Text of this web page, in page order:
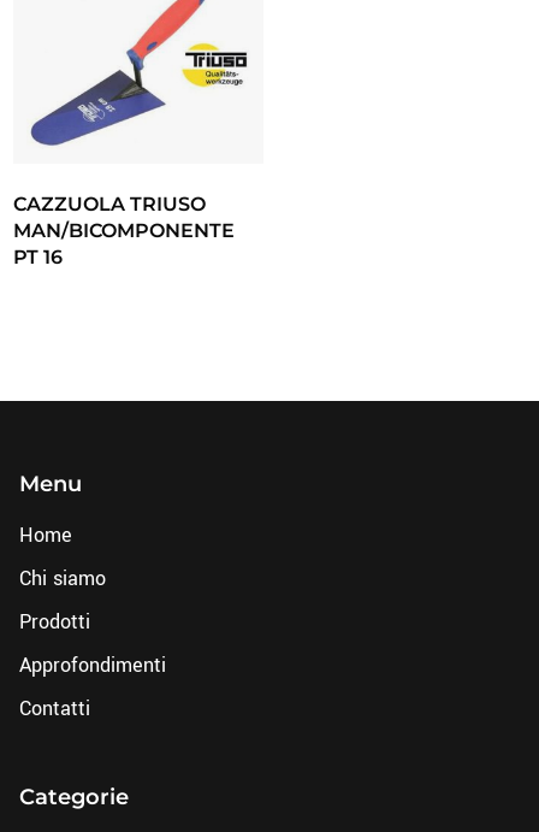
CAZZUOLA TRIUSO
MAN/BICOMPONENTE
PT 16
Menu
Home
Chi siamo
Prodotti
Approfondimenti
Contatti
Categorie